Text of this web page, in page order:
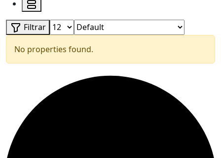
Filtrar
No properties found.